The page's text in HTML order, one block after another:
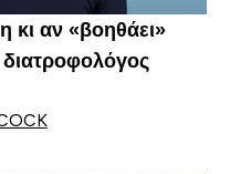
κι αν «βοηθάει»